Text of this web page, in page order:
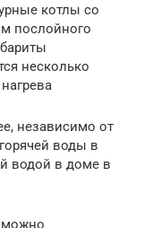
котлы со
послойного
несколько
независимо от
воды в
водой в доме в
можно